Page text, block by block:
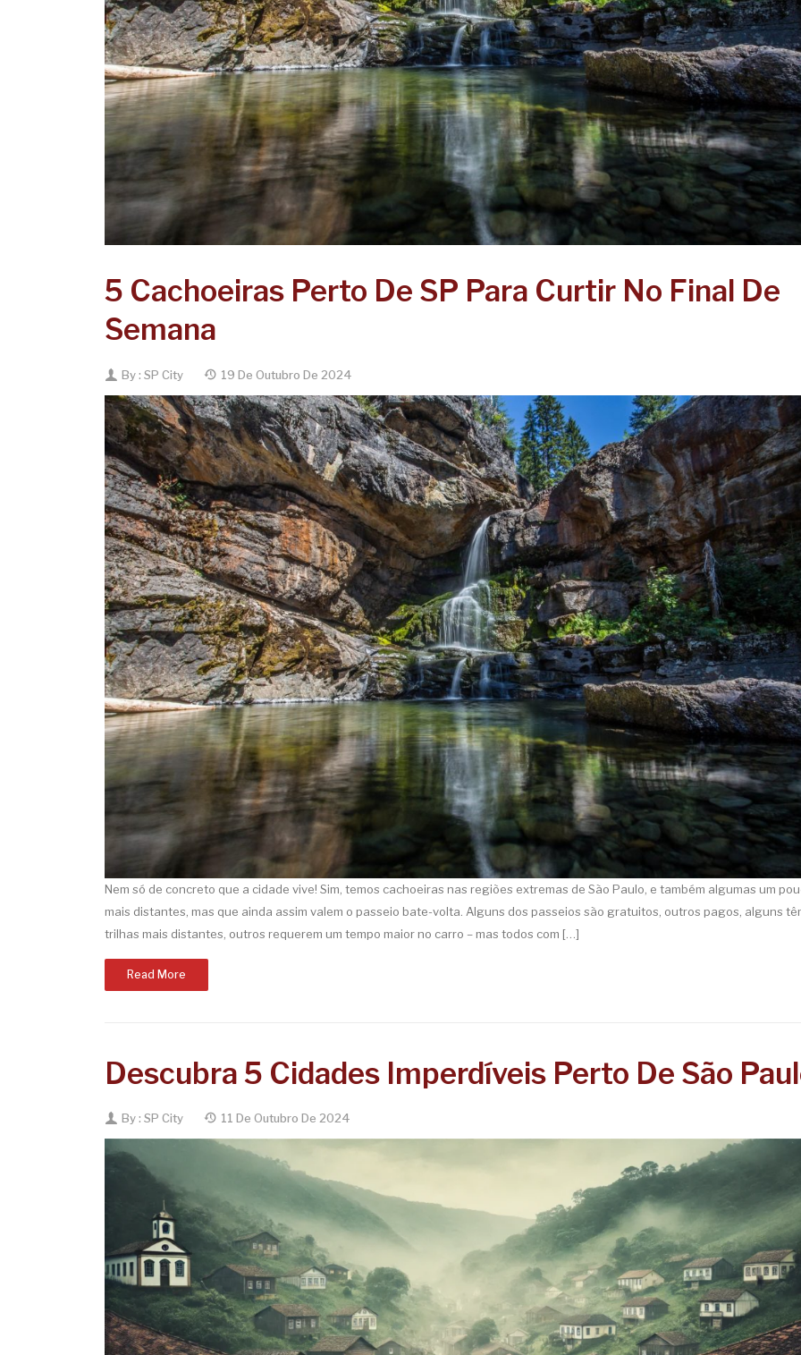
5 Cachoeiras Perto De SP Para Curtir No Final De
Semana
By : SP City 19 De Outubro De 2024
Nem só de concreto que a cidade vive! Sim, temos cachoeiras nas regiões extremas de São Paulo, e também algumas um
mais distantes, mas que ainda assim valem o passeio bate-volta. Alguns dos passeios são gratuitos, outros pagos, alguns
trilhas mais distantes, outros requerem um tempo maior no carro – mas todos com […]
Read More
Descubra 5 Cidades Imperdíveis Perto De São
By : SP City 11 De Outubro De 2024